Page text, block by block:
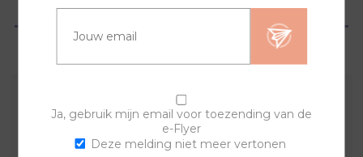
Combineer deze sierring met een van de andere
sierringen en horlogebanden voor een trendy horloge.
Ja, gebruik mijn email voor toezending van de
e-Flyer
Deze melding niet meer vertonen